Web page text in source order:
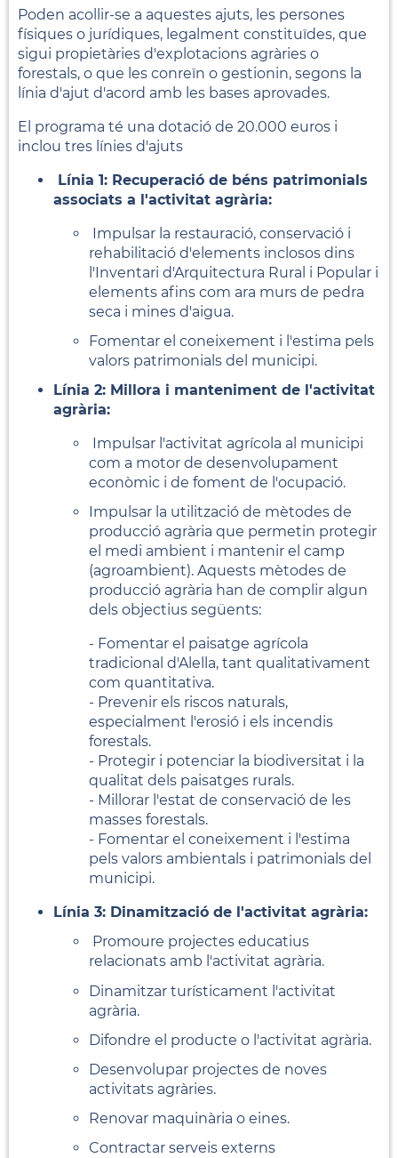
Poden acollir-se a aquestes ajuts, les persones
físiques o jurídiques, legalment constituïdes, que
sigui propietàries d'explotacions agràries o
forestals, o que les conreïn o gestionin, segons la
línia d'ajut d'acord amb les bases aprovades.
El programa té una dotació de 20.000 euros i
inclou tres línies d'ajuts
Línia 1: Recuperació de béns patrimonials
associats a l'activitat agrària:
Impulsar la restauració, conservació i
rehabilitació d'elements inclosos dins
l'Inventari d'Arquitectura Rural i Popular i
elements afins com ara murs de pedra
seca i mines d'aigua.
Fomentar el coneixement i l'estima pels
valors patrimonials del municipi.
Línia 2: Millora i manteniment de l'activitat
agrària:
Impulsar l'activitat agrícola al municipi
com a motor de desenvolupament
econòmic i de foment de l'ocupació.
Impulsar la utilització de mètodes de
producció agrària que permetin protegir
el medi ambient i mantenir el camp
(agroambient). Aquests mètodes de
producció agrària han de complir algun
dels objectius següents:
- Fomentar el paisatge agrícola
tradicional d'Alella, tant qualitativament
com quantitativa.
- Prevenir els riscos naturals,
especialment l'erosió i els incendis
forestals.
- Protegir i potenciar la biodiversitat i la
qualitat dels paisatges rurals.
- Millorar l'estat de conservació de les
masses forestals.
- Fomentar el coneixement i l'estima
pels valors ambientals i patrimonials del
municipi.
Línia 3: Dinamització de l'activitat agrària:
Promoure projectes educatius
relacionats amb l'activitat agrària.
Dinamitzar turísticament l'activitat
agrària.
Difondre el producte o l'activitat agrària.
Desenvolupar projectes de noves
activitats agràries.
Renovar maquinària o eines.
Contractar serveis externs